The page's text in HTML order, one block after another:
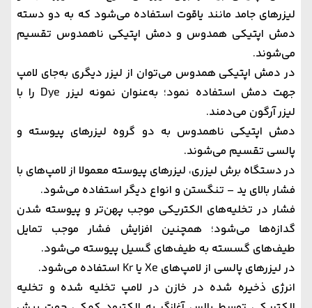
لیزر‌های جامد مانند یاقوت استفاده می‌شود که به دو دسته
دمش اپتیکی همدوس و دمش اپتیکی ناهمدوس تقسیم
می‌شوند.
در دمش اپتیکی همدوس می‌توان از لیزر دیگری به‌جای لامپ
جهت دمش استفاده نمود؛ به‌عنوان نمونه لیزر Dye را با
لیزر آرگون می‌دمند.
دمش اپتیکی ناهمدوس به دو گروه لیزر‌های پیوسته و
پالسی تقسیم می‌شوند.
در دستگاه برش لیزری، لیزرهای پیوسته معمولا از لامپ‌های با
فشار بالای ید – تنگستن و انواع دیگر استفاده می‌شود.
فشار در تخلیه‌های الکتریکی موجب پهن‌‌‌‌تر و پیوسته شدن
گدازه‌ها می‌شود؛ همچنین افزایش فشار موجب تمایل
طیف‌های گسسته به طیف‌های گسیل پیوسته می‌شود.
در لیزرهای پالسی از لامپ‌های Xe یا Kr استفاده می‌شود.
انرژی ذخیره شده در خازن در لامپ تخلیه شده و تخلیه